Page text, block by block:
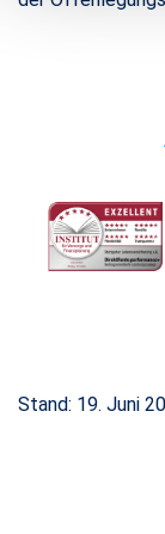
Stand: 19. Juni